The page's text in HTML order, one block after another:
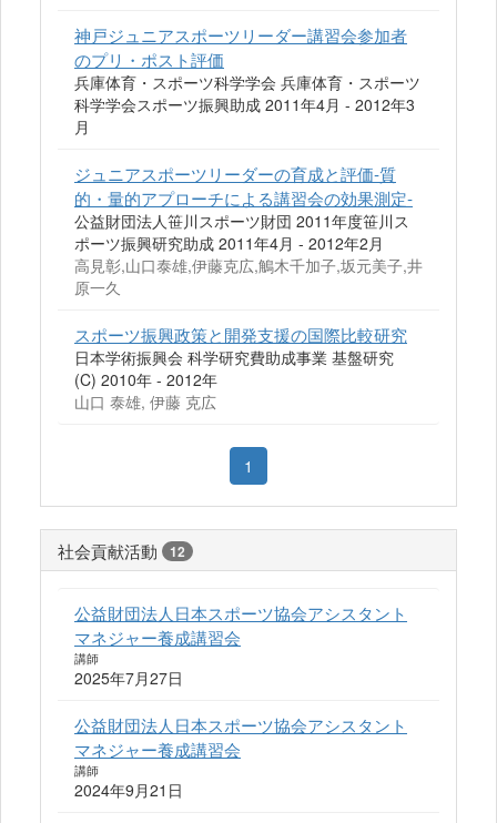
神戸ジュニアスポーツリーダー講習会参加者
のプリ・ポスト評価
兵庫体育・スポーツ科学学会 兵庫体育・スポーツ
科学学会スポーツ振興助成 2011年4月 - 2012年3
月
ジュニアスポーツリーダーの育成と評価-質
的・量的アプローチによる講習会の効果測定-
公益財団法人笹川スポーツ財団 2011年度笹川ス
ポーツ振興研究助成 2011年4月 - 2012年2月
高見彰,山口泰雄,伊藤克広,鵤木千加子,坂元美子,井
原一久
スポーツ振興政策と開発支援の国際比較研究
日本学術振興会 科学研究費助成事業 基盤研究
(C) 2010年 - 2012年
山口 泰雄, 伊藤 克広
1
社会貢献活動 12
公益財団法人日本スポーツ協会アシスタント
マネジャー養成講習会
講師
2025年7月27日
公益財団法人日本スポーツ協会アシスタント
マネジャー養成講習会
講師
2024年9月21日